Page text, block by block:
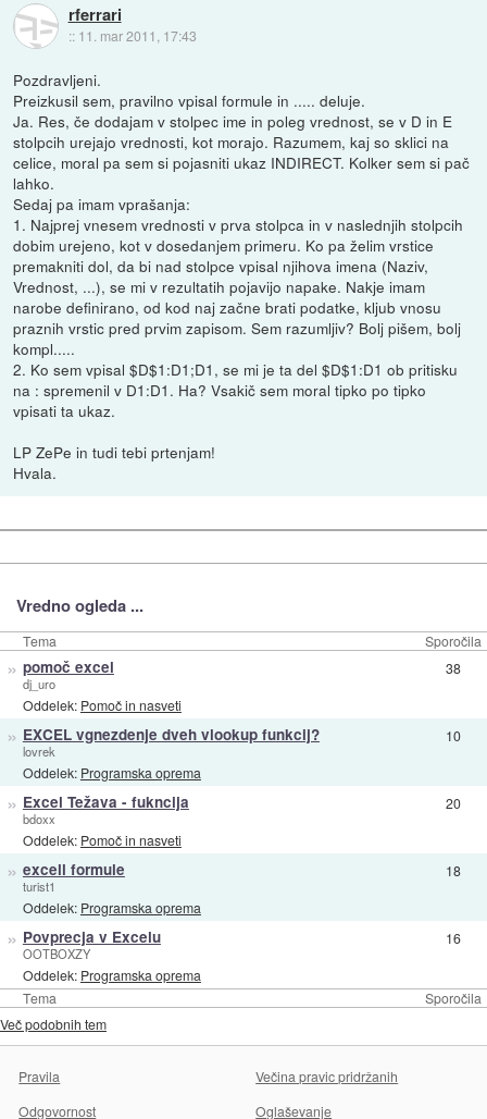
rferrari
:: 11. mar 2011, 17:43
Pozdravljeni.
Preizkusil sem, pravilno vpisal formule in ..... deluje.
Ja. Res, če dodajam v stolpec ime in poleg vrednost, se v D in E
stolpcih urejajo vrednosti, kot morajo. Razumem, kaj so sklici na
celice, moral pa sem si pojasniti ukaz INDIRECT. Kolker sem si pač
lahko.
Sedaj pa imam vprašanja:
1. Najprej vnesem vrednosti v prva stolpca in v naslednjih stolpcih
dobim urejeno, kot v dosedanjem primeru. Ko pa želim vrstice
premakniti dol, da bi nad stolpce vpisal njihova imena (Naziv,
Vrednost, ...), se mi v rezultatih pojavijo napake. Nakje imam
narobe definirano, od kod naj začne brati podatke, kljub vnosu
praznih vrstic pred prvim zapisom. Sem razumljiv? Bolj pišem, bolj
kompl.....
2. Ko sem vpisal $D$1:D1;D1, se mi je ta del $D$1:D1 ob pritisku
na : spremenil v D1:D1. Ha? Vsakič sem moral tipko po tipko
vpisati ta ukaz.
LP ZePe in tudi tebi prtenjam!
Hvala.
Vredno ogleda ...
Tema Sporočila
Tema Sporočila
» pomoč excel
dj_uro
Oddelek: Pomoč in nasveti
38
» EXCEL vgnezdenje dveh vlookup funkcij?
lovrek
Oddelek: Programska oprema
10
» Excel Težava - fukncija
bdoxx
Oddelek: Pomoč in nasveti
20
» excell formule
turist1
Oddelek: Programska oprema
18
» Povprecja v Excelu
OOTBOXZY
Oddelek: Programska oprema
16
Več podobnih tem
Pravila
Večina pravic pridržanih
Odgovornost
Oglaševanje